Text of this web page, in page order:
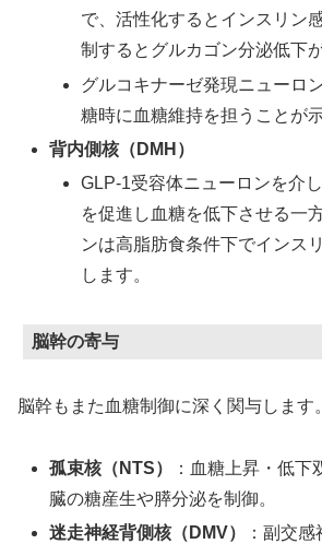
で、活性化するとインスリン
制するとグルカゴン分泌低下
グルコキナーゼ発現ニューロ
糖時に血糖維持を担うことが
背内側核（DMH）
GLP-1受容体ニューロンを介
を促進し血糖を低下させる一
ンは高脂肪食条件下でインス
します。
脳幹の寄与
脳幹もまた血糖制御に深く関与します。
孤束核（NTS）
：血糖上昇・低
臓の糖産生や膵分泌を制御。
迷走神経背側核（DMV）
：副交